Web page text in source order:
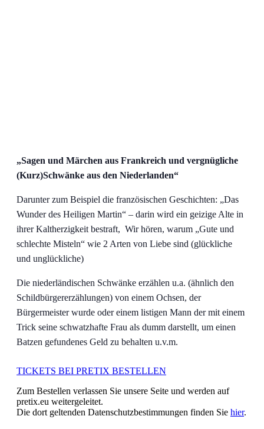
„Sagen und Märchen aus Frankreich und vergnügliche
(Kurz)Schwänke aus den Niederlanden“
Darunter zum Beispiel die französischen Geschichten: „Das
Wunder des Heiligen Martin“ – darin wird ein geizige Alte in
ihrer Kaltherzigkeit bestraft, Wir hören, warum „Gute und
schlechte Misteln“ wie 2 Arten von Liebe sind (glückliche
und unglückliche)
Die niederländischen Schwänke erzählen u.a. (ähnlich den
Schildbürgererzählungen) von einem Ochsen, der
Bürgermeister wurde oder einem listigen Mann der mit einem
Trick seine schwatzhafte Frau als dumm darstellt, um einen
Batzen gefundenes Geld zu behalten u.v.m.
TICKETS BEI PRETIX BESTELLEN
Zum Bestellen verlassen Sie unsere Seite und werden auf
pretix.eu weitergeleitet.
Die dort geltenden Datenschutzbestimmungen finden Sie hier.